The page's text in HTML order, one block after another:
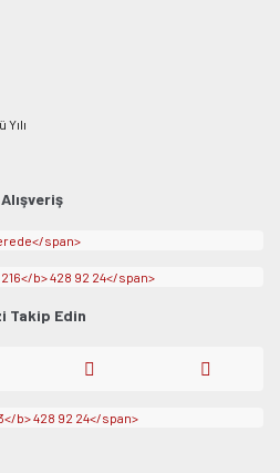
Alışveriş
Takip Edin